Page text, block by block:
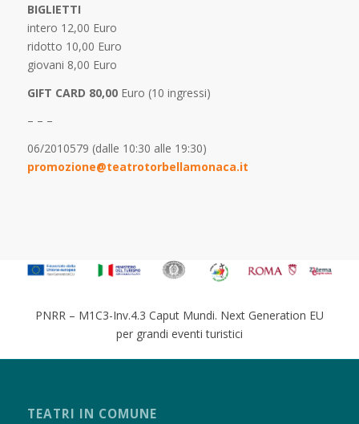
BIGLIETTI
intero 12,00 Euro
ridotto 10,00 Euro
giovani 8,00 Euro
GIFT CARD 80,00Euro (10 ingressi)
– – –
06/2010579 (dalle 10:30 alle 19:30)
promozione@teatrotorbellamonaca.it
PNRR – M1C3-Inv.4.3 Caput Mundi. Next Generation EU
per grandi eventi turistici
TEATRI IN COMUNE